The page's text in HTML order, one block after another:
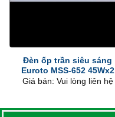
Đèn ốp trần siêu sáng
Euroto MSS-652 45Wx2
Giá bán: Vui lòng liên hệ